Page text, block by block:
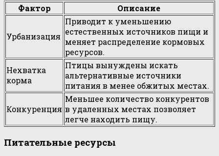
Фактор Описание
Урбанизация
Приводит к уменьшению
естественных источников пищи и
меняет распределение кормовых
ресурсов.
Нехватка
корма
Птицы вынуждены искать
альтернативные источники
питания в менее обжитых местах.
Конкуренция
Меньшее количество конкурентов
в удаленных местах позволяет
легче находить пищу.
Питательные ресурсы